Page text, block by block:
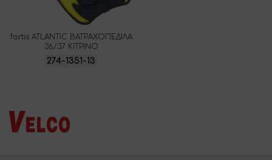
fortis ATLANTIC ΒΑΤΡΑΧΟΠΕΔΙΛΑ
36/37 ΚΙΤΡΙΝΟ
274-1351-13